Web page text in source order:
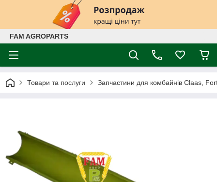
FAM AGROPARTS
Товари та послуги Запчастини для комбайнів Claas,